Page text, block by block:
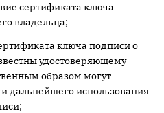
сертификата ключа
владельца;
ключа подписи о
удостоверяющему
образом могут
дальнейшего использования